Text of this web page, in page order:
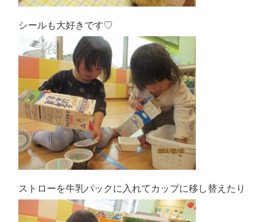
シールも大好きです♡
ストローを牛乳パックに入れてカップに移し替えたり